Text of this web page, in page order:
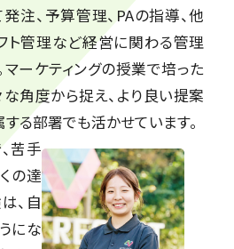
注、予算管理、PAの指導、他
ト管理など経営に関わる管理
マーケティングの授業で培った
な角度から捉え、より良い提案
る部署でも活かせています。
苦手
の達
、自
にな